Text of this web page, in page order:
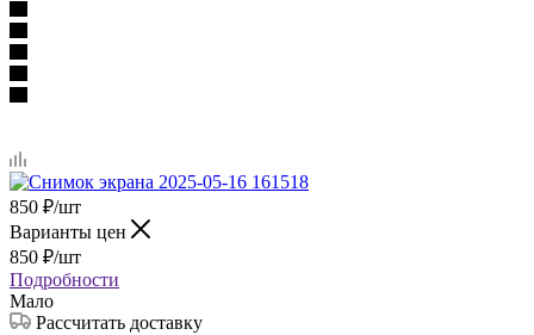
850 ₽/шт
Варианты цен
850 ₽/шт
Подробности
Мало
Рассчитать доставку